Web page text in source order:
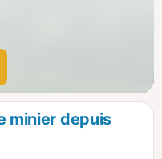
minier depuis